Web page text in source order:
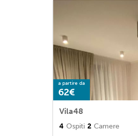
a partire da
62€
Vila48
4 Ospiti 2 Camere